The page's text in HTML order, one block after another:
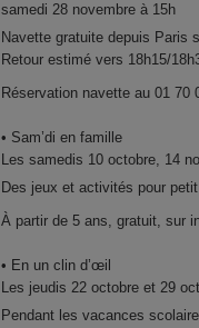
samedi 28 novembre à 15h
Navette gratuite depuis Paris
Retour estimé vers 18h15/
Réservation navette au 01
• Sam’di en famille
Les samedis 10 octobre, 14
Des jeux et activités pour
À partir de 5 ans, gratuit, sur
• En un clin d’œil
Les jeudis 22 octobre et 29
Pendant les vacances